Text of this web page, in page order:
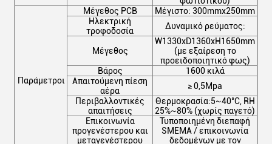
Παράμετροι
Μέγεθος PCB
Μέγιστο: 300mmx250mm
Ηλεκτρική
τροφοδοσία
Δυναμικό ρεύματος:
Μέγεθος
W1330xD1360xH1650mm
(με εξαίρεση το
προειδοποιητικό φως)
Βάρος
1600 κιλά
Απαιτούμενη πίεση
αέρα
≥ 0,5Mpa
Περιβαλλοντικές
απαιτήσεις
Θερμοκρασία:5~40°C, RH
25%~80% (χωρίς παγετό)
Επικοινωνία
προγενέστερου και
μεταγενέστερου
Τυποποιημένη διεπαφή
SMEMA / επικοινωνία
δεδομένων με τον